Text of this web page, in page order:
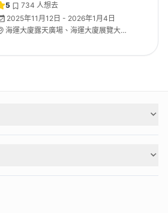
5 734 人想去
2025年11月12日 - 2026年1月4日
海運大廈露天廣場、海運大廈展覽大